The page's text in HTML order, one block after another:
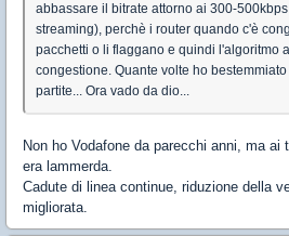
abbassare il bitrate attorno ai 300-
streaming), perchè i router quando c'è
pacchetti o li flaggano e quindi l'algoritmo
congestione. Quante volte ho
partite... Ora vado da dio...
Non ho Vodafone da parecchi anni, ma ai
era lammerda.
Cadute di linea continue, riduzione della
migliorata.